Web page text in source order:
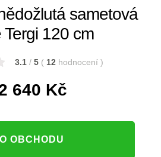
sametová
Tergi 120 cm
3.1 / 5 ( 12 hodnocení )
640 Kč
OBCHODU